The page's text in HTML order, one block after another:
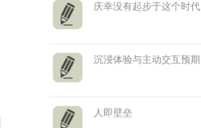
庆幸没有起步于这个时代
沉浸体验与主动交互预期
人即壁垒